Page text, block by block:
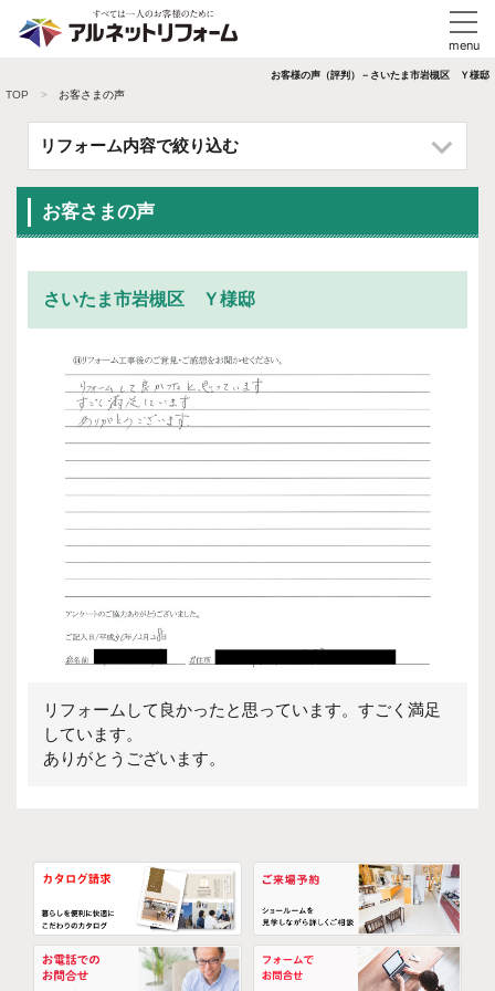
お客様の声（評判）－さいたま市岩槻区 Ｙ様邸
TOP お客さまの声
リフォーム内容で絞り込む
お客さまの声
さいたま市岩槻区 Ｙ様邸
リフォームして良かったと思っています。すごく満足
しています。
ありがとうございます。